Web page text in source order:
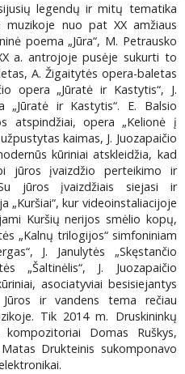
legendų ir mitų tematika
muzikoje nuo pat XX amžiaus
poema „Jūra“, M. Petrausko
a. antrojoje pusėje sukurti to
A. Žigaitytės opera-baletas
opera „Jūratė ir Kastytis“, J.
„Jūratė ir Kastytis“. E. Balsio
atspindžiai, opera „Kelionė į
kaimas, J. Juozapaičio
kūriniai atskleidžia, kad
jūros įvaizdžio perteikimo ir
jūros įvaizdžiais siejasi ir
kur videoinstaliacijoje
Kuršių nerijos smėlio kopų,
„Kalnų trilogijos“ simfoniniam
J. Janulytės „Skęstančio
„Šaltinėlis“, J. Juozapaičio
asociatyviai besisiejantys
ir vandens tema rečiau
Tik 2014 m. Druskininkų
Domas Ruškys,
Drukteinis sukomponavo